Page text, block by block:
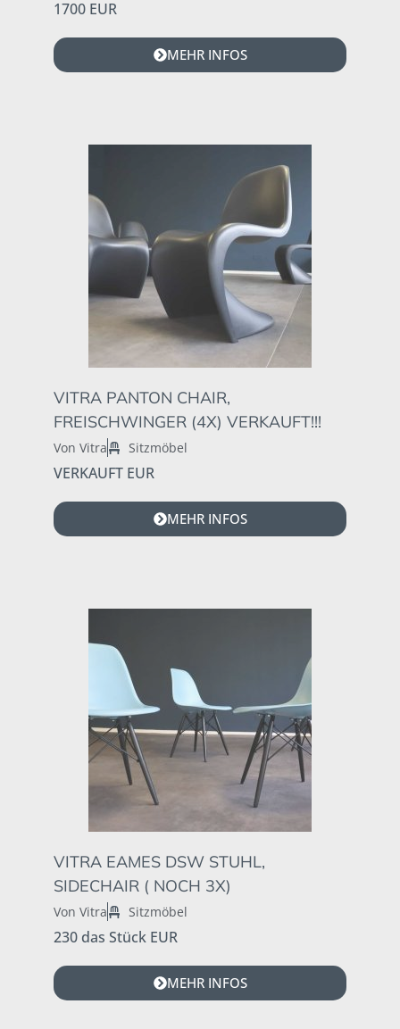
1700 EUR
MEHR INFOS
VITRA PANTON CHAIR,
FREISCHWINGER (4X) VERKAUFT!!!
Von Vitra Sitzmöbel
VERKAUFT EUR
MEHR INFOS
VITRA EAMES DSW STUHL,
SIDECHAIR ( NOCH 3X)
Von Vitra Sitzmöbel
230 das Stück EUR
MEHR INFOS